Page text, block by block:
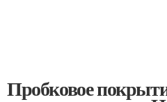
Пробковое